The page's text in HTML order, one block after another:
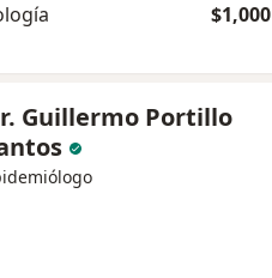
$1,000
Guillermo Portillo